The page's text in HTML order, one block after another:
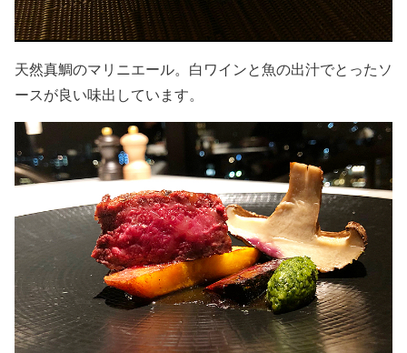
天然真鯛のマリニエール。白ワインと魚の出汁でとったソ
ースが良い味出しています。